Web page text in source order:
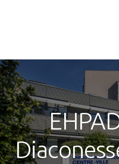
navigation
principale
principal